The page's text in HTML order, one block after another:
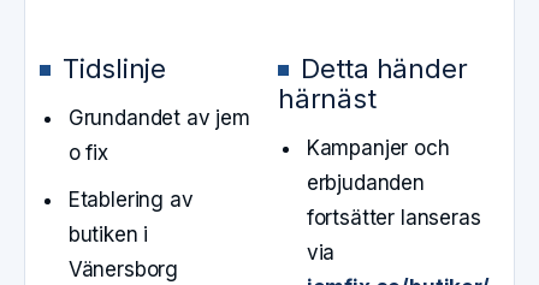
Tidslinje
Grundandet av jem
o fix
Etablering av
butiken i
Vänersborg
Detta händer
härnäst
Kampanjer och
erbjudanden
fortsätter lanseras
via